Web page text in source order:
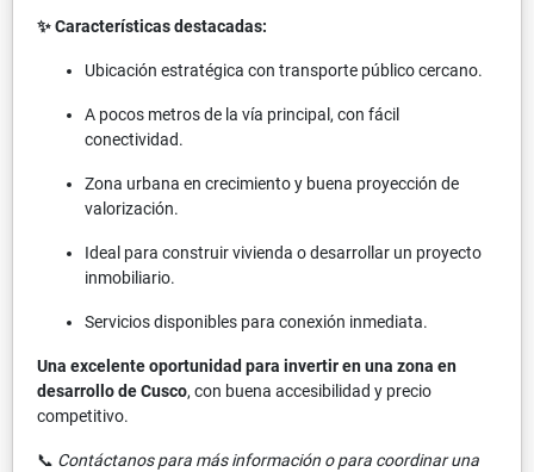
✨ Características destacadas:
Ubicación estratégica con transporte público cercano.
A pocos metros de la vía principal, con fácil
conectividad.
Zona urbana en crecimiento y buena proyección de
valorización.
Ideal para construir vivienda o desarrollar un proyecto
inmobiliario.
Servicios disponibles para conexión inmediata.
Una excelente oportunidad para invertir en una zona en
desarrollo de Cusco, con buena accesibilidad y precio
competitivo.
📞 Contáctanos para más información o para coordinar una